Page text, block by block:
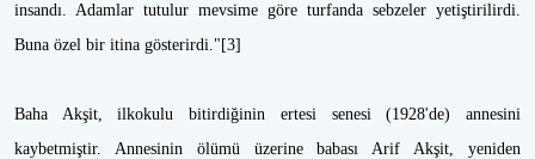
insandı. Adamlar tutulur mevsime göre turfanda sebzeler yetiştirilirdi.
Buna özel bir itina gösterirdi."[3]
Baha Akşit, ilkokulu bitirdiğinin ertesi senesi (1928'de) annesini
kaybetmiştir. Annesinin ölümü üzerine babası Arif Akşit, yeniden